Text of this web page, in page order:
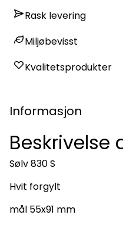
Rask levering
Miljøbevisst
Kvalitetsprodukter
Informasjon
Beskrivelse
Sølv 830 S
Hvit forgylt
mål 55x91 mm